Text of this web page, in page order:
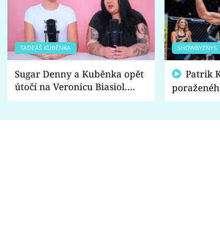
TADEÁŠ KUBĚNKA
Sugar Denny a Kuběnka opět
útočí na Veronicu Biasiol.
Proč je podle nich falešná a
SHOWBYZNYS
fanoušci